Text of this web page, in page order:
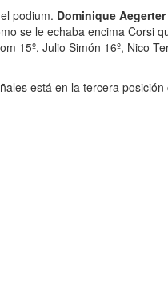
podium. Dominique
se le echaba encima Corsi
15º, Julio Simón 16º, Nico
está en la tercera